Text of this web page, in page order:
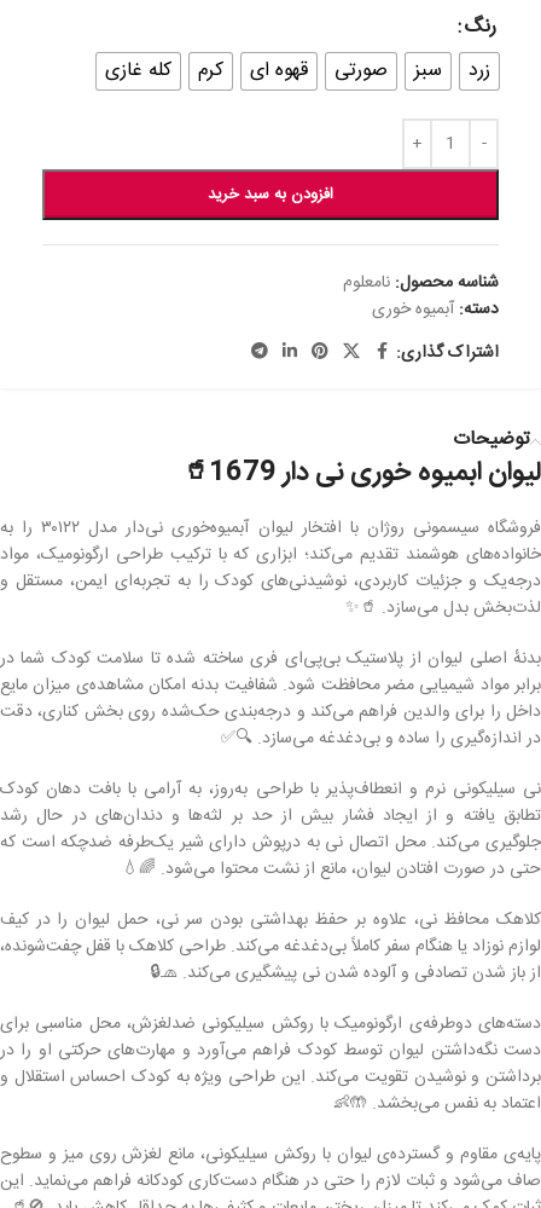
رنگ
زرد
سبز صورتی قهوه ای کرم کله غازی
افزودن به سبد خرید
شناسه محصول: نامعلوم
دسته: آبمیوه خوری
اشتراک گذاری:
توضیحات
لیوان ابمیوه خوری نی دار 1679🥤
فروشگاه سیسمونی روژان با افتخار لیوان آبمیوه‌خوری نی‌دار مدل ۳۰۱۲۲ را به
خانواده‌های هوشمند تقدیم می‌کند؛ ابزاری که با ترکیب طراحی ارگونومیک، مواد
درجه‌یک و جزئیات کاربردی، نوشیدنی‌های کودک را به تجربه‌ای ایمن، مستقل و
لذت‌بخش بدل می‌سازد. 🥤✨
بدنهٔ اصلی لیوان از پلاستیک بی‌پی‌ای فری ساخته شده تا سلامت کودک شما در
برابر مواد شیمیایی مضر محافظت شود. شفافیت بدنه امکان مشاهده‌ی میزان مایع
داخل را برای والدین فراهم می‌کند و درجه‌بندی حک‌شده روی بخش کناری، دقت
در اندازه‌گیری را ساده و بی‌دغدغه می‌سازد. 🔍✅
نی سیلیکونی نرم و انعطاف‌پذیر با طراحی به‌روز، به آرامی با بافت دهان کودک
تطابق یافته و از ایجاد فشار بیش از حد بر لثه‌ها و دندان‌های در حال رشد
جلوگیری می‌کند. محل اتصال نی به درپوش دارای شیر یک‌طرفه ضدچکه است که
حتی در صورت افتادن لیوان، مانع از نشت محتوا می‌شود. 🌈💧
کلاهک محافظ نی، علاوه بر حفظ بهداشتی بودن سر نی، حمل لیوان را در کیف
لوازم نوزاد یا هنگام سفر کاملاً بی‌دغدغه می‌کند. طراحی کلاهک با قفل چفت‌شونده،
از باز شدن تصادفی و آلوده شدن نی پیشگیری می‌کند. 🧢🔒
دسته‌های دوطرفه‌ی ارگونومیک با روکش سیلیکونی ضدلغزش، محل مناسبی برای
دست نگه‌داشتن لیوان توسط کودک فراهم می‌آورد و مهارت‌های حرکتی او را در
برداشتن و نوشیدن تقویت می‌کند. این طراحی ویژه به کودک احساس استقلال و
اعتماد به نفس می‌بخشد. 🤲👶
پایه‌ی مقاوم و گسترده‌ی لیوان با روکش سیلیکونی، مانع لغزش روی میز و سطوح
صاف می‌شود و ثبات لازم را حتی در هنگام دست‌کاری کودکانه فراهم می‌نماید. این